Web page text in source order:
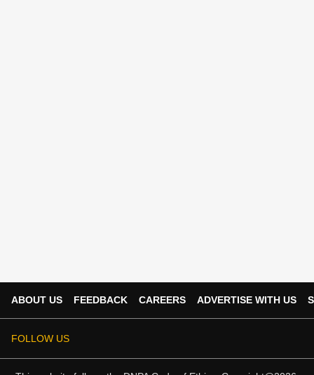
ABOUT US FEEDBACK CAREERS ADVERTISE WITH US
FOLLOW US